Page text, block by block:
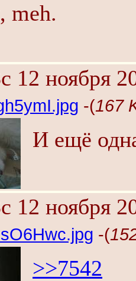
meh.
12 ноября
-(167
И ещё
12 ноября
-(
>>7542